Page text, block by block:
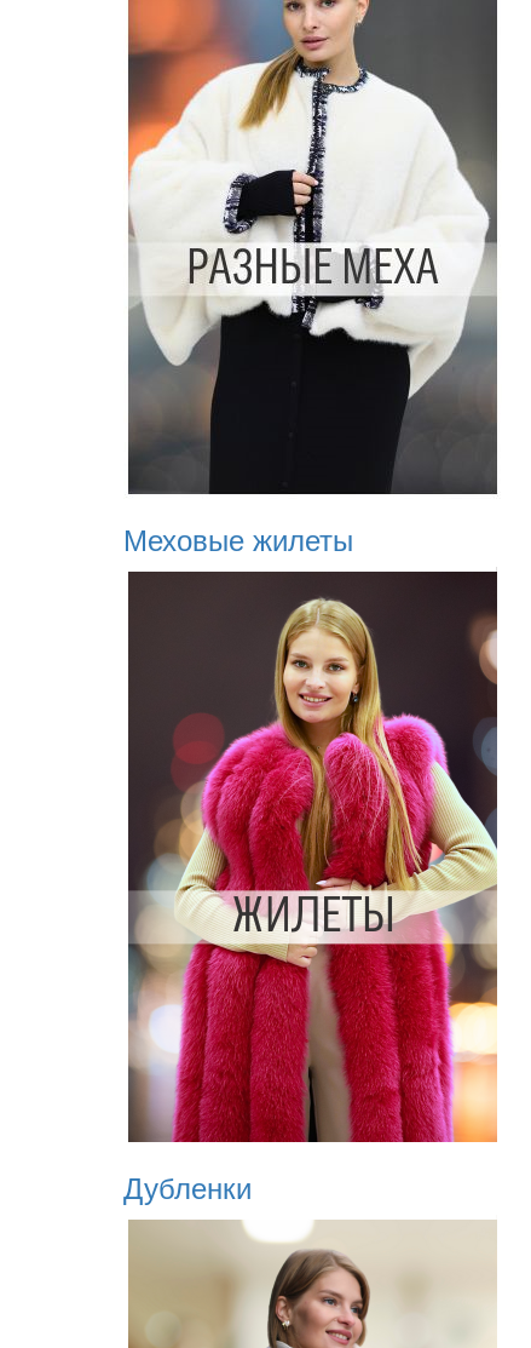
Меховые жилеты
Дубленки